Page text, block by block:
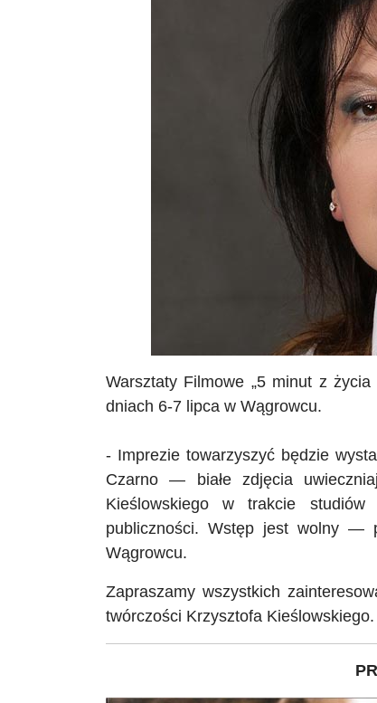
Warsztaty Filmowe „5 minut z życia
dniach 6-7 lipca w Wągrowcu.
- Imprezie towarzyszyć będzie
Czarno — białe zdjęcia
Kieślowskiego w trakcie
publiczności. Wstęp jest wolny —
Wągrowcu.
Zapraszamy wszystkich
twórczości Krzysztofa Kieślowskiego.